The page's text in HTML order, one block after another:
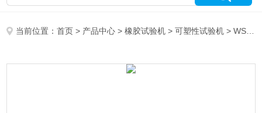
当前位置：首页 > 产品中心 >橡胶试验机 >可塑性试验机 > WSK-49B威氏可塑度测试仪